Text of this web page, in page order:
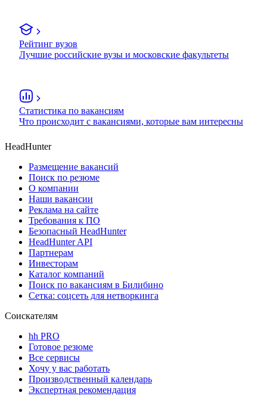
Рейтинг вузов
Лучшие российские вузы и московские факультеты
Статистика по вакансиям
Что происходит с вакансиями, которые вам интересны
HeadHunter
Размещение вакансий
Поиск по резюме
О компании
Наши вакансии
Реклама на сайте
Требования к ПО
Безопасный HeadHunter
HeadHunter API
Партнерам
Инвесторам
Каталог компаний
Поиск по вакансиям в Билибино
Сетка: соцсеть для нетворкинга
Соискателям
hh PRO
Готовое резюме
Все сервисы
Хочу у вас работать
Производственный календарь
Экспертная рекомендация